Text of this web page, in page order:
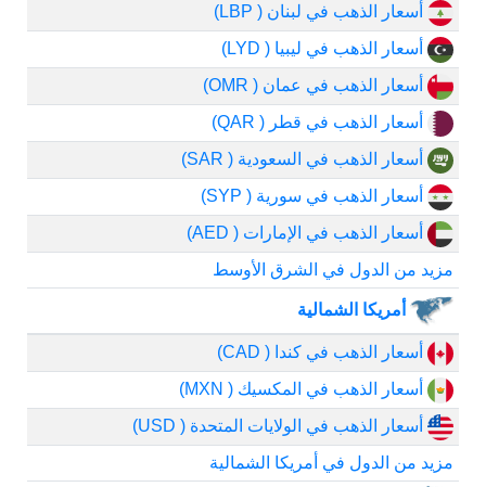
أسعار الذهب في لبنان ( LBP)
أسعار الذهب في ليبيا ( LYD)
أسعار الذهب في عمان ( OMR)
أسعار الذهب في قطر ( QAR)
أسعار الذهب في السعودية ( SAR)
أسعار الذهب في سورية ( SYP)
أسعار الذهب في الإمارات ( AED)
مزيد من الدول في الشرق الأوسط
أمريكا الشمالية
أسعار الذهب في كندا ( CAD)
أسعار الذهب في المكسيك ( MXN)
أسعار الذهب في الولايات المتحدة ( USD)
مزيد من الدول في أمريكا الشمالية